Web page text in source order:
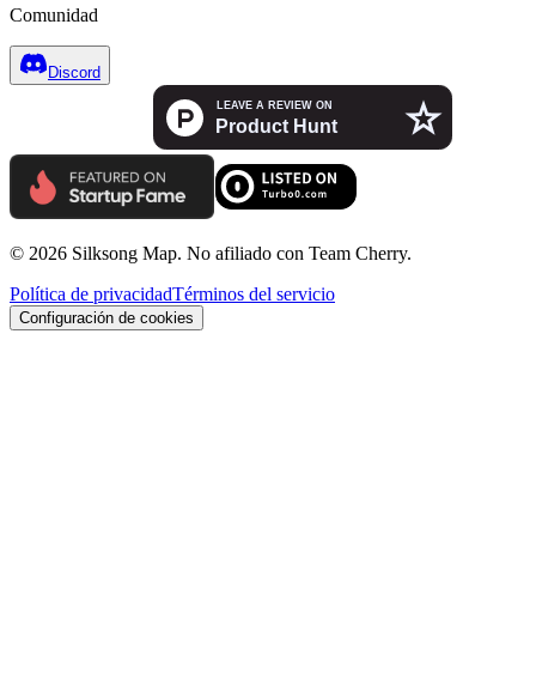
Comunidad
Discord
© 2026 Silksong Map. No afiliado con Team Cherry.
Política de privacidadTérminos del servicio
Configuración de cookies